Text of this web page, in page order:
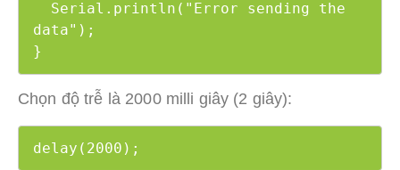
data");
}
Chọn độ trễ là 2000 milli giây (2 giây):
delay(2000);